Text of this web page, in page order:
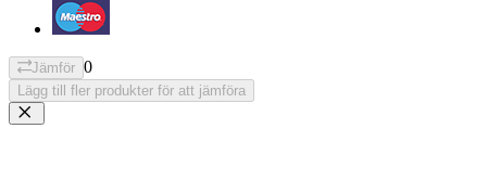
Jämför 0
Lägg till fler produkter för att jämföra